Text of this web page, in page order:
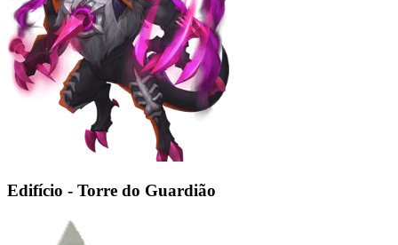
Edifício - Torre do Guardião